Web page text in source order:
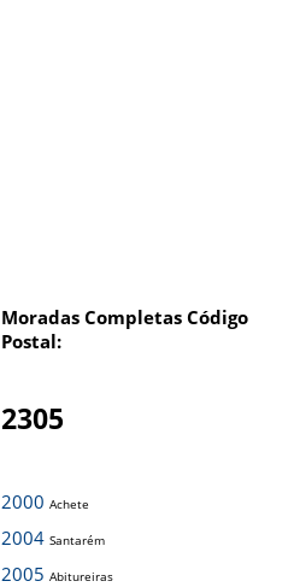
Moradas Completas Código
Postal:
2305
2000 Achete
2004 Santarém
2005 Abitureiras